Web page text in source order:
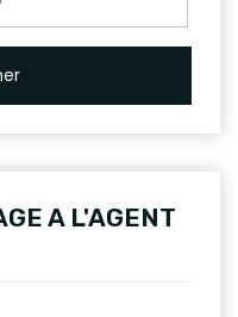
A L'AGENT